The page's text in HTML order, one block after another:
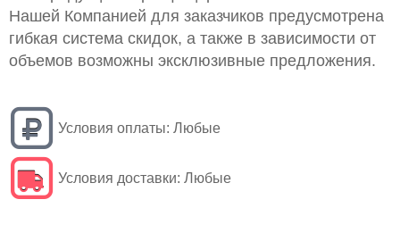
Нашей Компанией для заказчиков предусмотрена
гибкая система скидок, а также в зависимости от
объемов возможны эксклюзивные предложения.
Условия оплаты: Любые
Условия доставки: Любые